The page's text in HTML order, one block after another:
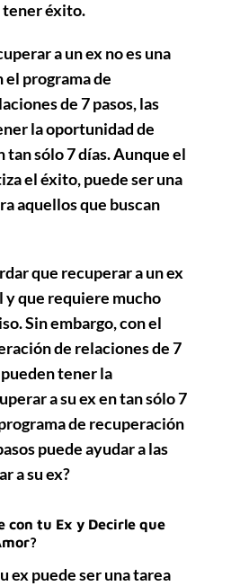
tener éxito.
a un ex no es una
programa de
de 7 pasos, las
la oportunidad de
tan sólo 7 días. Aunque el
el éxito, puede ser una
aquellos que buscan
que recuperar a un ex
y que requiere mucho
Sin embargo, con el
de relaciones de 7
pueden tener la
a su ex en tan sólo 7
de recuperación
puede ayudar a las
a su ex?
con tu Ex y Decirle que
ex puede ser una tarea